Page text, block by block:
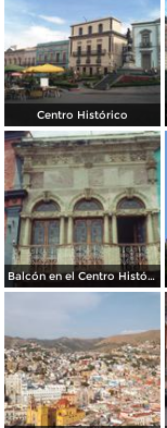
Centro Histórico
Balcón en el Centro Histórico